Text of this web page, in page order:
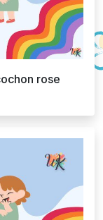
rose